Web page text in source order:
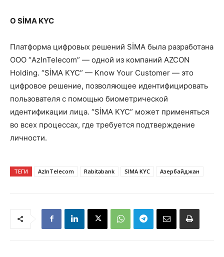
О SİMA KYC
Платформа цифровых решений SİMA была разработана
ООО “AzInTelecom” — одной из компаний AZCON
Holding. “SİMA KYC” — Know Your Customer — это
цифровое решение, позволяющее идентифицировать
пользователя с помощью биометрической
идентификации лица. “SİMA KYC” может применяться
во всех процессах, где требуется подтверждение
личности.
ТЕГИ AzInTelecom Rabitəbank SIMA KYC Азербайджан